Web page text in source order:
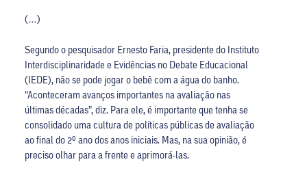
(…)
Segundo o pesquisador Ernesto Faria, presidente do Instituto
Interdisciplinaridade e Evidências no Debate Educacional
(IEDE), não se pode jogar o bebê com a água do banho.
“Aconteceram avanços importantes na avaliação nas
últimas décadas”, diz. Para ele, é importante que tenha se
consolidado uma cultura de políticas públicas de avaliação
ao final do 2º ano dos anos iniciais. Mas, na sua opinião, é
preciso olhar para a frente e aprimorá-las.